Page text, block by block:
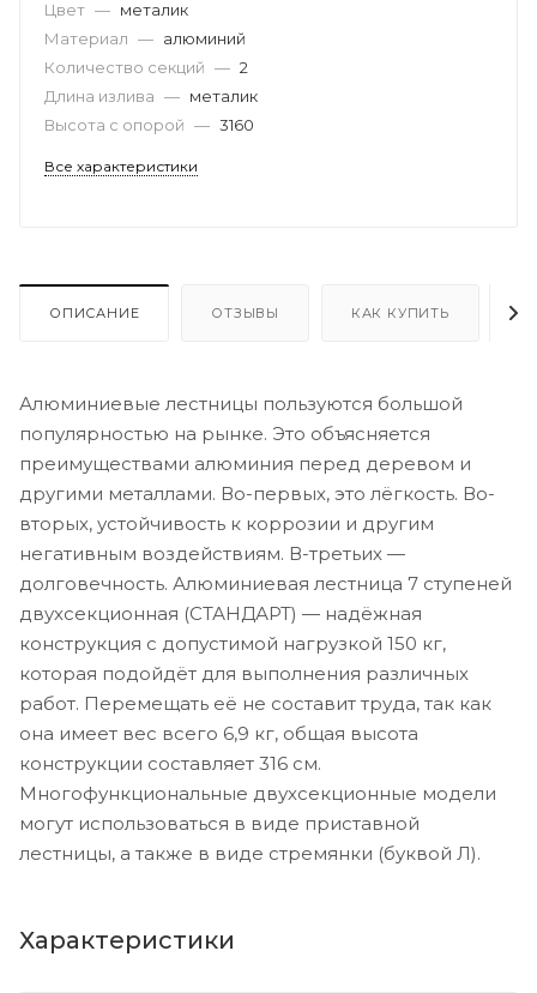
Цвет — металик
Материал — алюминий
Количество секций — 2
Длина излива — металик
Высота с опорой — 3160
Все характеристики
ОПИСАНИЕ ОТЗЫВЫ КАК КУПИТЬ
Алюминиевые лестницы пользуются большой
популярностью на рынке. Это объясняется
преимуществами алюминия перед деревом и
другими металлами. Во-первых, это лёгкость. Во-
вторых, устойчивость к коррозии и другим
негативным воздействиям. В-третьих —
долговечность. Алюминиевая лестница 7 ступеней
двухсекционная (СТАНДАРТ) — надёжная
конструкция с допустимой нагрузкой 150 кг,
которая подойдёт для выполнения различных
работ. Перемещать её не составит труда, так как
она имеет вес всего 6,9 кг, общая высота
конструкции составляет 316 см.
Многофункциональные двухсекционные модели
могут использоваться в виде приставной
лестницы, а также в виде стремянки (буквой Л).
Характеристики